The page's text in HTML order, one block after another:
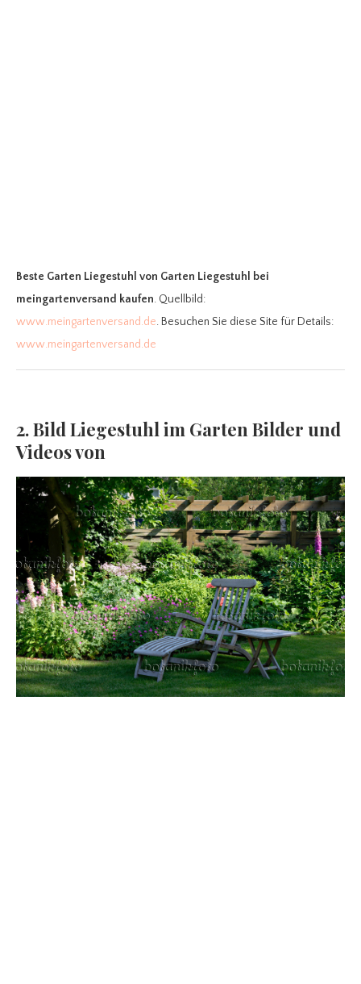
Beste Garten Liegestuhl von Garten Liegestuhl bei
meingartenversand kaufen. Quellbild:
www.meingartenversand.de. Besuchen Sie diese Site für Details:
www.meingartenversand.de
2. Bild Liegestuhl im Garten Bilder und
Videos von